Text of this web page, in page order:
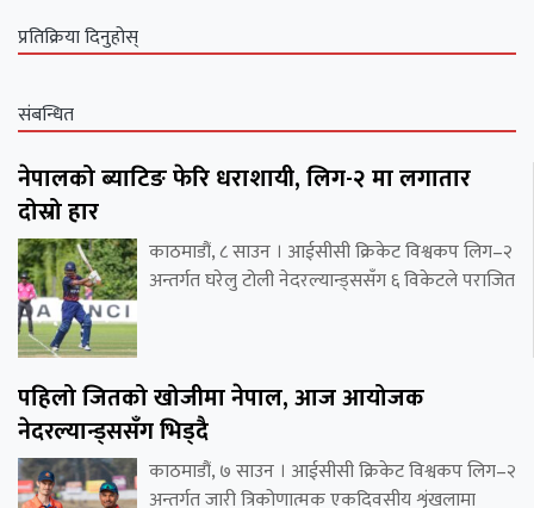
प्रतिक्रिया दिनुहोस्
संबन्धित
नेपालको ब्याटिङ फेरि धराशायी, लिग-२ मा लगातार
दोस्रो हार
काठमाडौं, ८ साउन । आईसीसी क्रिकेट विश्वकप लिग–२
अन्तर्गत घरेलु टोली नेदरल्यान्ड्ससँग ६ विकेटले पराजित
पहिलो जितको खोजीमा नेपाल, आज आयोजक
नेदरल्यान्ड्ससँग भिड्दै
काठमाडौं, ७ साउन । आईसीसी क्रिकेट विश्वकप लिग–२
अन्तर्गत जारी त्रिकोणात्मक एकदिवसीय शृंखलामा